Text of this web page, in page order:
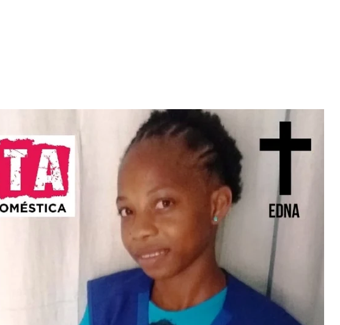
"Com 16 anos fui para cama
Video: Caboverdiana konta
motivo ki fazel larga
Portugal pa volta pa Cabo
LER MAIS